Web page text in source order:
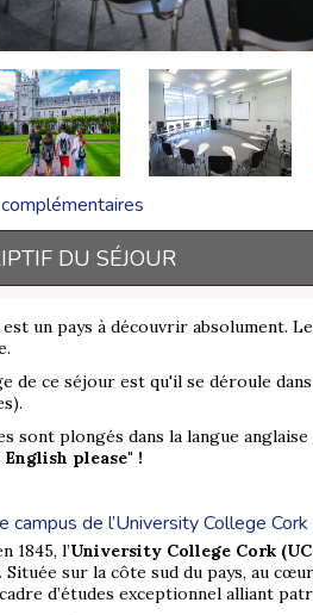
DU SÉJOUR
un pays à découvrir absolument.
de ce séjour est qu'il se déroule
sont plongés dans la langue
please" !
campus de l’University College Cork
1845, l’University College Cork
Située sur la côte sud du pays, au
d’études exceptionnel alliant